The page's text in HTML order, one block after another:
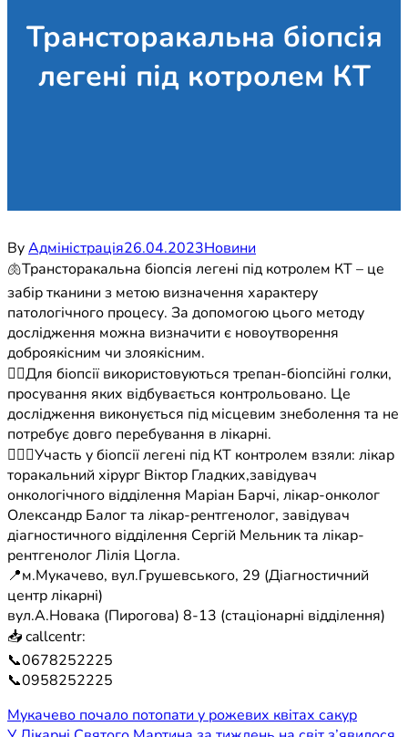
Трансторакальна біопсія
легені під котролем КТ
ByАдміністрація26.04.2023Новини
🫁Трансторакальна біопсія легені під котролем КТ – це
забір тканини з метою визначення характеру
патологічного процесу. За допомогою цього методу
дослідження можна визначити є новоутворення
доброякісним чи злоякісним.
☝🏼Для біопсії використовуються трепан-біопсійні голки,
просування яких відбувається контрольовано. Це
дослідження виконується під місцевим знеболення та не
потребує довго перебування в лікарні.
🧑🏻‍⚕️Участь у біопсії легені під КТ контролем взяли: лікар
торакальний хірург Віктор Гладких,завідувач
онкологічного відділення Маріан Барчі, лікар-онколог
Олександр Балог та лікар-рентгенолог, завідувач
діагностичного відділення Сергій Мельник та лікар-
рентгенолог Лілія Цогла.
📍м.Мукачево, вул.Грушевського, 29 (Діагностичний
центр лікарні)
вул.А.Новака (Пирогова) 8-13 (стаціонарні відділення)
📥 callcentr:
📞0678252225
📞0958252225
Навігація
Мукачево почало потопати у рожевих квітах сакур